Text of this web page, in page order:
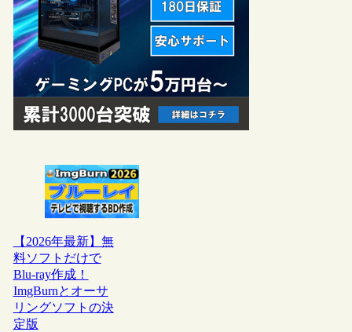
【2026年最新】無
料ソフトだけで
Blu-ray作成！
ImgBurnとオーサ
リングソフトの決
定版